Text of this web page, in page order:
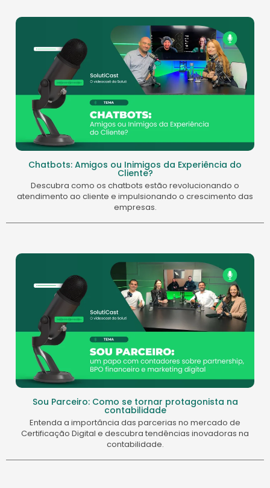
Chatbots: Amigos ou Inimigos da Experiência do
Cliente?
Descubra como os chatbots estão revolucionando o
atendimento ao cliente e impulsionando o crescimento das
empresas.
Sou Parceiro: Como se tornar protagonista na
contabilidade
Entenda a importância das parcerias no mercado de
Certificação Digital e descubra tendências inovadoras na
contabilidade.